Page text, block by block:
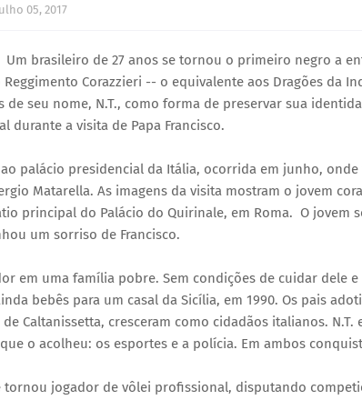
05, 2017
Um brasileiro de 27 anos se tornou o primeiro negro a
Corazzieri -- o equivalente aos Dragões da
de seu nome, N.T., como forma de preservar sua
durante a visita de Papa Francisco.
ao palácio presidencial da Itália, ocorrida em junho,
Matarella. As imagens da visita mostram o jovem
principal do Palácio do Quirinale, em Roma. O jovem
um sorriso de Francisco.
em uma família pobre. Sem condições de cuidar dele
bebês para um casal da Sicília, em 1990. Os pais
Caltanissetta, cresceram como cidadãos italianos.
o acolheu: os esportes e a polícia. Em ambos
tornou jogador de vôlei profissional, disputando